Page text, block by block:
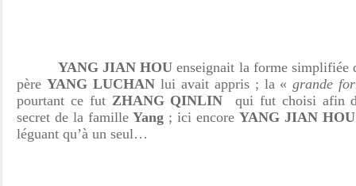
YANG JIAN HOUenseignait la forme simplifiée
père YANG LUCHANlui avait appris ; la «grande
pourtant ce fut ZHANG QINLIN qui fut choisi afin
secret de la familleYang ; ici encore YANG JIAN HOU
léguant qu’à un seul…